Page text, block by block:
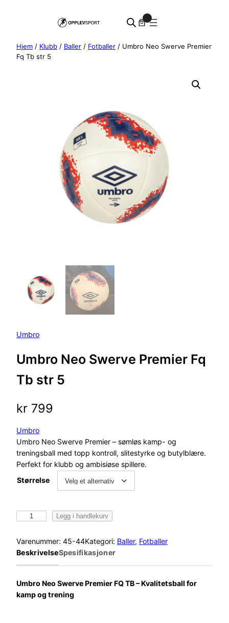
Hjem / Klubb / Baller / Fotballer / Umbro Neo Swerve Premier
Fq Tb str 5
Umbro
Umbro Neo Swerve Premier Fq
Tb str 5
kr 799
Umbro
Umbro Neo Swerve Premier – sømløs kamp- og
treningsball med topp kontroll, slitestyrke og butylblære.
Perfekt for klubb og ambisiøse spillere.
Størrelse
b
r
e
o
Legg i handlekurv
Varenummer: 45-44Kategori: Baller, Fotballer
BeskrivelseSpesifikasjoner
Umbro Neo Swerve Premier FQ TB – Kvalitetsball for
kamp og trening